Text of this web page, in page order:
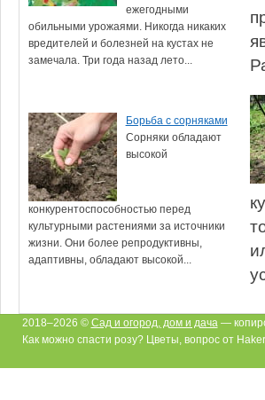
ежегодными
обильными урожаями. Никогда никаких
вредителей и болезней на кустах не
замечала. Три года назад лето...
Борьба с сорняками
Сорняки обладают
высокой
конкурентоспособностью перед
культурными растениями за источники
жизни. Они более репродуктивны,
адаптивны, обладают высокой...
2018–2026 © Сад и огород, дом и дача —
Как можно спасти розу? Цветы, вопрос от